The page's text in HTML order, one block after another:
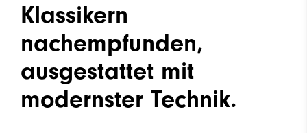
Klassikern
nachempfunden,
ausgestattet mit
modernster Technik.